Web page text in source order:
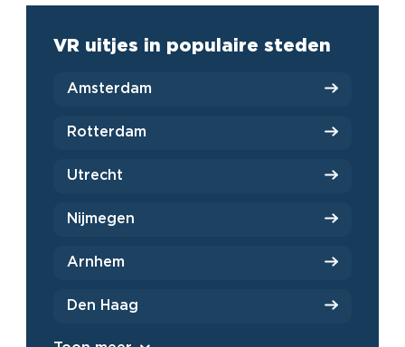
VR uitjes in populaire steden
Amsterdam
Rotterdam
Utrecht
Nijmegen
Arnhem
Den Haag